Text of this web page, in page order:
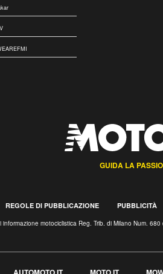
GUIDA LA
REGOLE DI PUBBLICAZIONE PUBBLICITÀ
motociclistica Reg. Trib. di Milano Num.